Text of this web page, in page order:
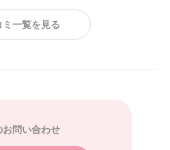
後は、衣装代、食事の最低人数
合費用がかかってしまうので、
確には分かりませんが、勾玉苑
ミ一覧を見る
お問い合わせ